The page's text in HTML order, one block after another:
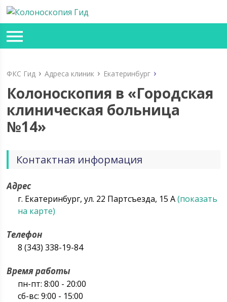
ФКС Гид Адреса клиник Екатеринбург
Колоноскопия в «Городская
клиническая больница
№14»
Контактная информация
Адрес
г. Екатеринбург, ул. 22 Партсъезда, 15 А(показать
на карте)
Телефон
8 (343) 338-19-84
Время работы
пн-пт: 8:00 - 20:00
сб-вс: 9:00 - 15:00